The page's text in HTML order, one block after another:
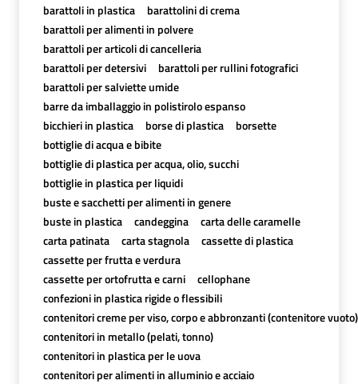
barattoli in plastica
barattolini di crema
barattoli per alimenti in polvere
barattoli per articoli di cancelleria
barattoli per detersivi
barattoli per rullini fotografici
barattoli per salviette umide
barre da imballaggio in polistirolo espanso
bicchieri in plastica
borse di plastica
borsette
bottiglie di acqua e bibite
bottiglie di plastica per acqua, olio, succhi
bottiglie in plastica per liquidi
buste e sacchetti per alimenti in genere
buste in plastica
candeggina
carta delle caramelle
carta patinata
carta stagnola
cassette di plastica
cassette per frutta e verdura
cassette per ortofrutta e carni
cellophane
confezioni in plastica rigide o flessibili
contenitori creme per viso, corpo e abbronzanti (contenitore vuoto)
contenitori in metallo (pelati, tonno)
contenitori in plastica per le uova
contenitori per alimenti in alluminio e acciaio